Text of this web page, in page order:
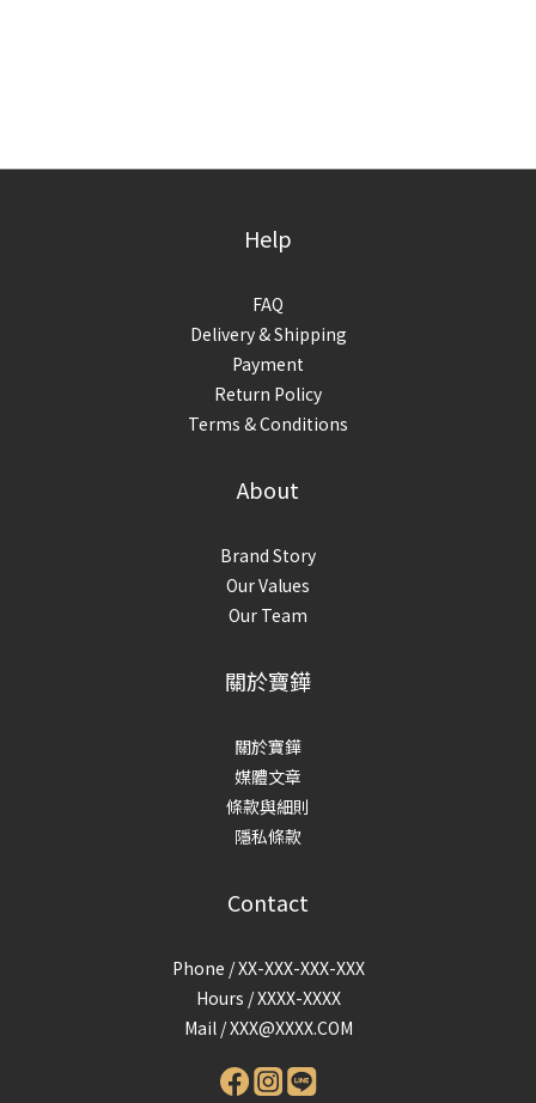
Help
FAQ
Delivery & Shipping
Payment
Return Policy
Terms & Conditions
About
Brand Story
Our Values
Our Team
關於寶鏵
關於寶鏵
媒體文章
條款與細則
隱私條款
Contact
Phone / XX-XXX-XXX-XXX
Hours / XXXX-XXXX
Mail /XXX@XXXX.COM